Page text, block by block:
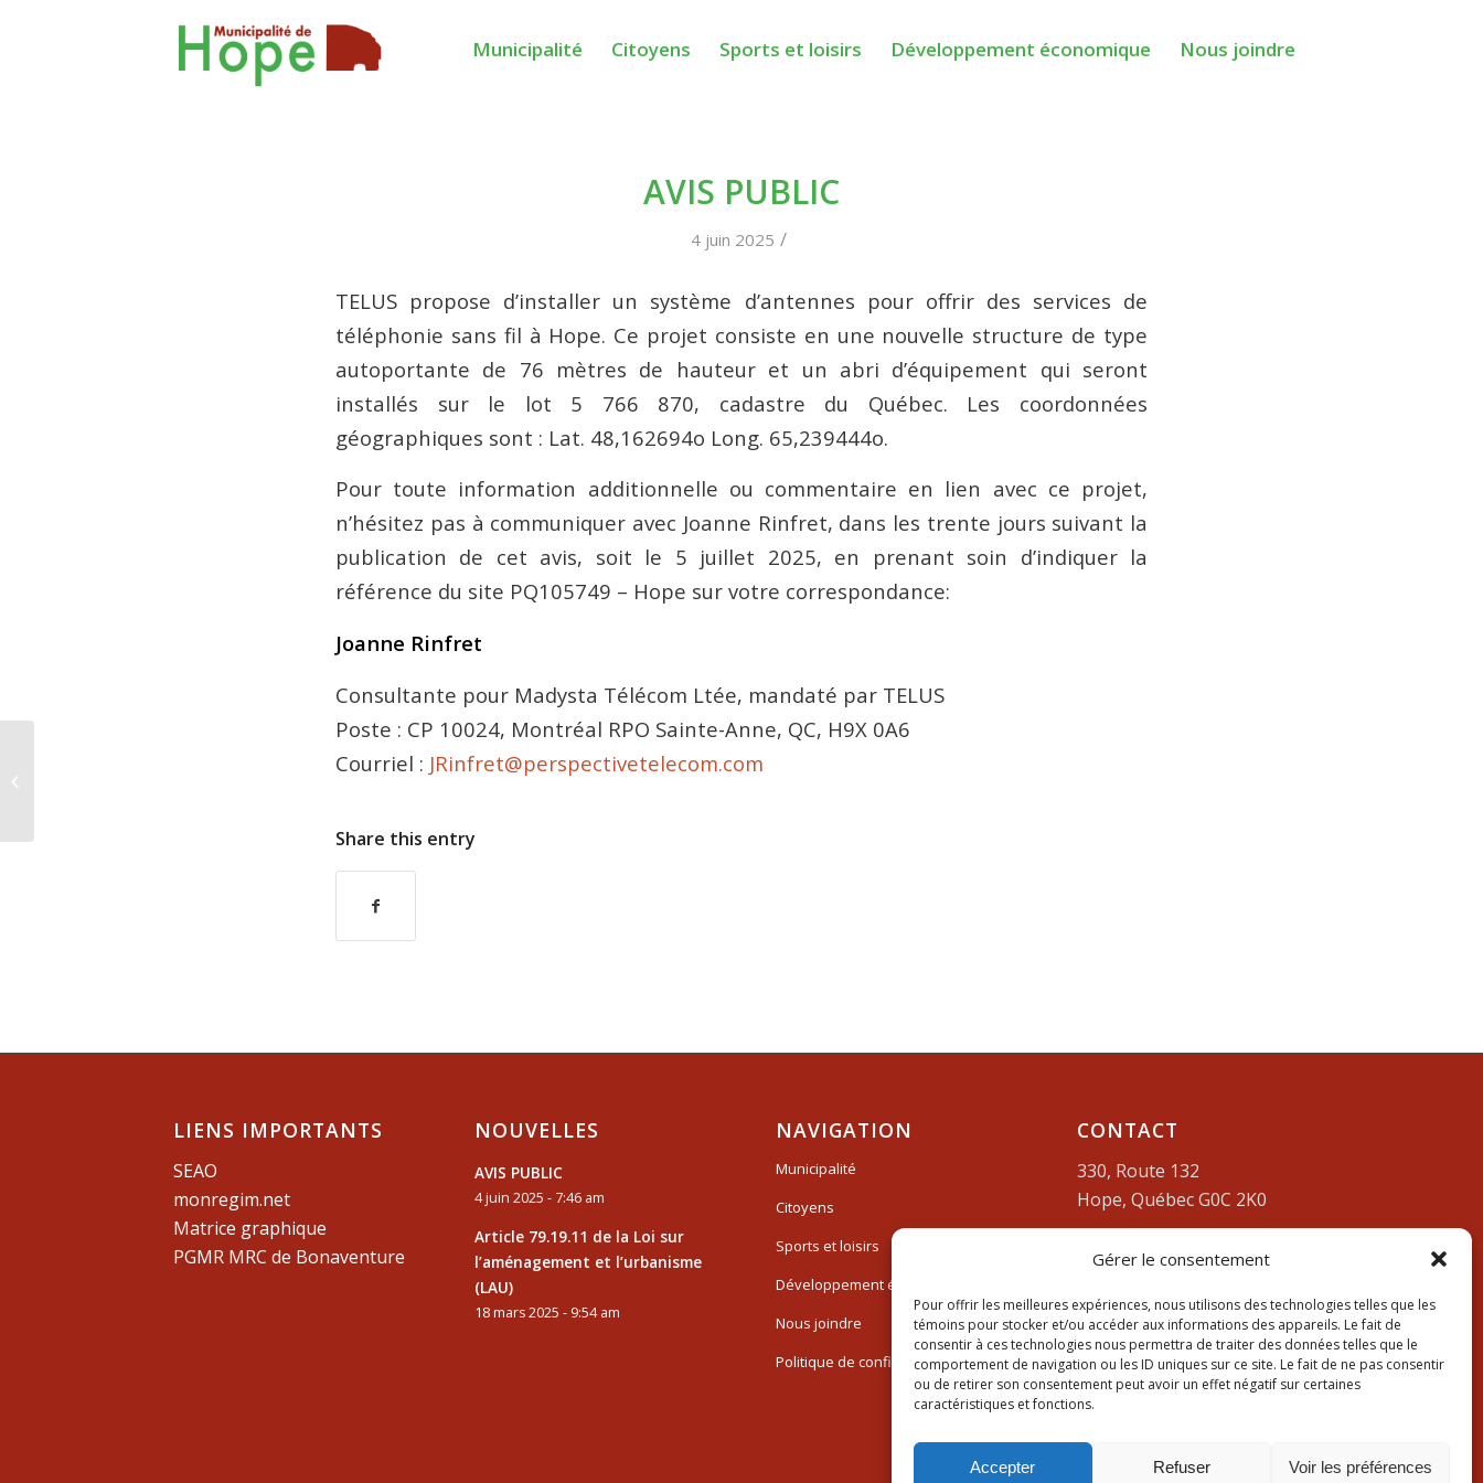
Gérer le consentement
Pour offrir les meilleures expériences, nous utilisons des technologies telles que les
témoins pour stocker et/ou accéder aux informations des appareils. Le fait de
consentir à ces technologies nous permettra de traiter des données telles que le
comportement de navigation ou les ID uniques sur ce site. Le fait de ne pas consentir
ou de retirer son consentement peut avoir un effet négatif sur certaines
caractéristiques et fonctions.
Accepter Refuser Voir les préférences
Municipalité Citoyens Sports et loisirs Développement économique Nous joindre
AVIS PUBLIC
4 juin 2025 /
TELUS propose d’installer un système d’antennes pour offrir des services de
téléphonie sans fil à Hope. Ce projet consiste en une nouvelle structure de type
autoportante de 76 mètres de hauteur et un abri d’équipement qui seront
installés sur le lot 5 766 870, cadastre du Québec. Les coordonnées
géographiques sont : Lat. 48,162694o Long. 65,239444o.
Pour toute information additionnelle ou commentaire en lien avec ce projet,
n’hésitez pas à communiquer avec Joanne Rinfret, dans les trente jours suivant la
publication de cet avis, soit le 5 juillet 2025, en prenant soin d’indiquer la
référence du site PQ105749 – Hope sur votre correspondance:
Joanne Rinfret
Consultante pour Madysta Télécom Ltée, mandaté par TELUS
Poste : CP 10024, Montréal RPO Sainte-Anne, QC, H9X 0A6
Courriel : JRinfret@perspectivetelecom.com
Share this entry
LIENS IMPORTANTS
SEAO
monregim.net
Matrice graphique
PGMR MRC de Bonaventure
NOUVELLES
AVIS PUBLIC
4 juin 2025 - 7:46 am
Article 79.19.11 de la Loi sur
l’aménagement et l’urbanisme
(LAU)
18 mars 2025 - 9:54 am
NAVIGATION
Municipalité
Citoyens
Sports et loisirs
Développement économique
Nous joindre
Politique de confidentialité
CONTACT
330, Route 132
Hope, Québec G0C 2K0
418-752-3212